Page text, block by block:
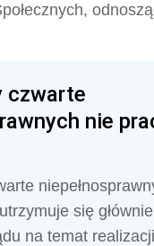
czwarte
nie
się
na temat